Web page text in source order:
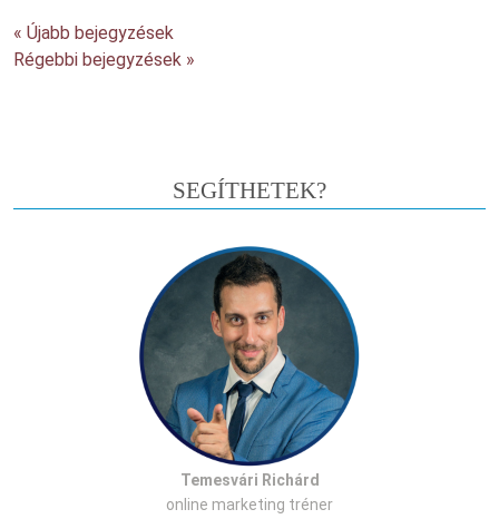
« Újabb bejegyzések
Régebbi bejegyzések »
SEGÍTHETEK?
Temesvári Richárd
online marketing tréner